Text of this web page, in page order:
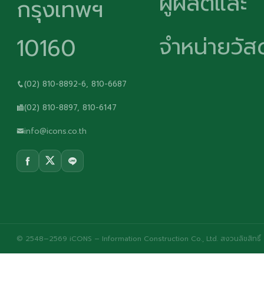
กรุงเทพฯ
10160
(02) 810-8892-6, 810-6687
(02) 810-8897, 810-6147
info@icons.co.th
จำหน่ายวั
© 2548–2569 iCONS – Information Construction Co., Ltd. สงวนลิขสิทธิ์